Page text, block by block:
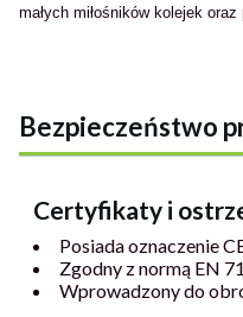
małych miłośników kolejek oraz
Bezpieczeństwo
Certyfikaty i
Posiada oznaczenie
Zgodny z normą EN
Wprowadzony do